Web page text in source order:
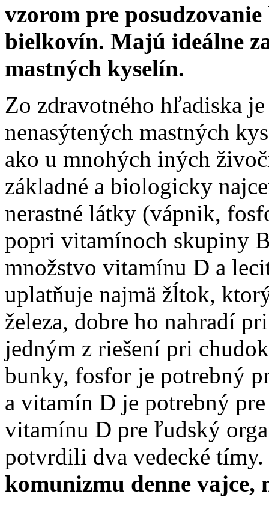
vzorom pre
bielkovín. Majú ideálne
mastných kyselín.
Zo zdravotného hľadiska
nenasýtených mastných
ako u mnohých iných
základné a biologicky
nerastné látky (vápnik,
popri vitamínoch skupiny
množstvo vitamínu D a
uplatňuje najmä žĺtok,
železa, dobre ho nahradí
jedným z riešení pri
bunky, fosfor je potrebný
a vitamín D je potrebný
vitamínu D pre ľudský
potvrdili dva vedecké tímy.
komunizmu denne vajce,